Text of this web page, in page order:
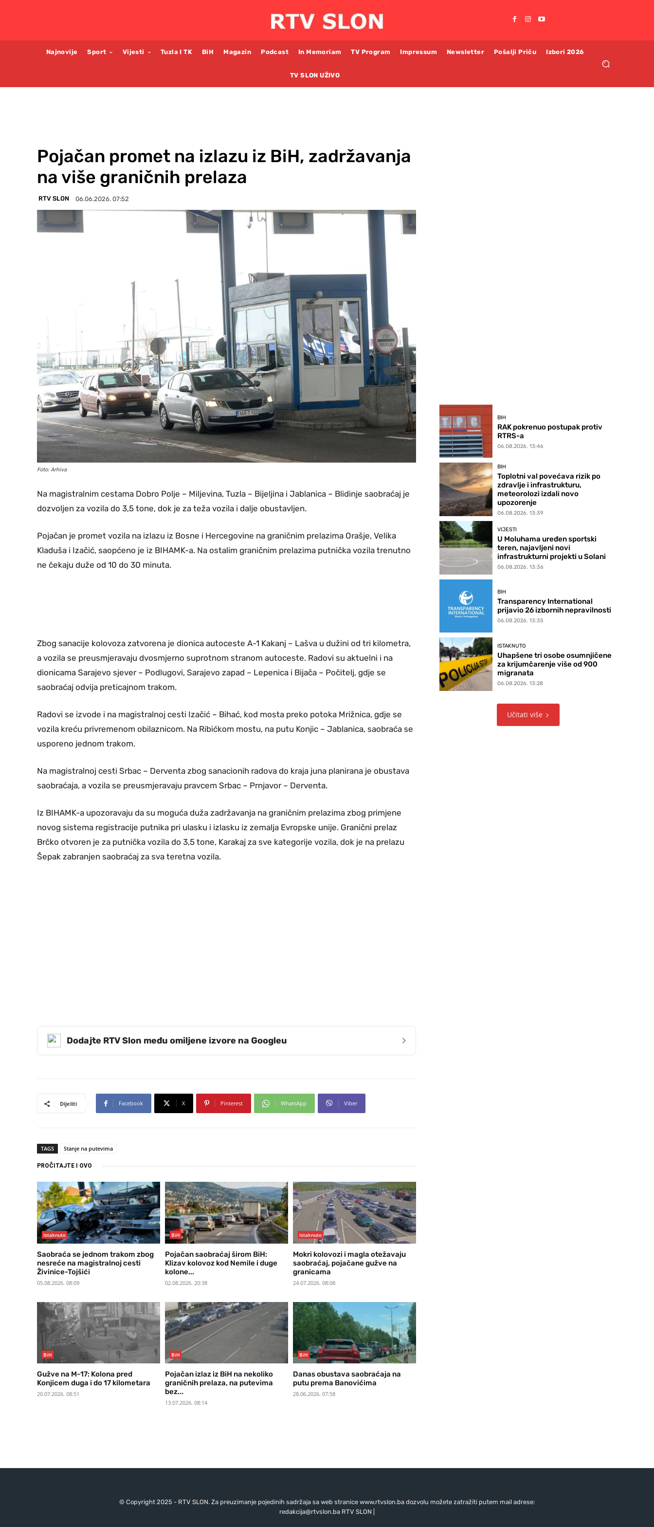
Najnovije Sport Vijesti Tuzla I TK BiH Magazin Podcast In Memoriam TV Program Impressum Newsletter Pošalji Priču Izbori 2026
TV SLON UŽIVO
Pojačan promet na izlazu iz BiH, zadržavanja
na više graničnih prelaza
RTV SLON 06.06.2026. 07:52
Foto: Arhiva
Na magistralnim cestama Dobro Polje – Miljevina, Tuzla – Bijeljina i Jablanica – Blidinje saobraćaj je
dozvoljen za vozila do 3,5 tone, dok je za teža vozila i dalje obustavljen.
Pojačan je promet vozila na izlazu iz Bosne i Hercegovine na graničnim prelazima Orašje, Velika
Kladuša i Izačić, saopćeno je iz BIHAMK-a. Na ostalim graničnim prelazima putnička vozila trenutno
ne čekaju duže od 10 do 30 minuta.
Zbog sanacije kolovoza zatvorena je dionica autoceste A-1 Kakanj – Lašva u dužini od tri kilometra,
a vozila se preusmjeravaju dvosmjerno suprotnom stranom autoceste. Radovi su aktuelni i na
dionicama Sarajevo sjever – Podlugovi, Sarajevo zapad – Lepenica i Bijača – Počitelj, gdje se
saobraćaj odvija preticajnom trakom.
Radovi se izvode i na magistralnoj cesti Izačić – Bihać, kod mosta preko potoka Mrižnica, gdje se
vozila kreću privremenom obilaznicom. Na Ribićkom mostu, na putu Konjic – Jablanica, saobraća se
usporeno jednom trakom.
Na magistralnoj cesti Srbac – Derventa zbog sanacionih radova do kraja juna planirana je obustava
saobraćaja, a vozila se preusmjeravaju pravcem Srbac – Prnjavor – Derventa.
Iz BIHAMK-a upozoravaju da su moguća duža zadržavanja na graničnim prelazima zbog primjene
novog sistema registracije putnika pri ulasku i izlasku iz zemalja Evropske unije. Granični prelaz
Brčko otvoren je za putnička vozila do 3,5 tone, Karakaj za sve kategorije vozila, dok je na prelazu
Šepak zabranjen saobraćaj za sva teretna vozila.
Dodajte RTV Slon među omiljene izvore na Googleu ›
Dijeliti Facebook X Pinterest WhatsApp Viber
TAGS Stanje na putevima
PROČITAJTE I OVO
Istaknuto
Saobraća se jednom trakom zbog
nesreće na magistralnoj cesti
Živinice-Tojšići
05.08.2026. 08:09
BiH
Pojačan saobraćaj širom BiH:
Klizav kolovoz kod Nemile i duge
kolone...
02.08.2026. 20:38
Istaknuto
Mokri kolovozi i magla otežavaju
saobraćaj, pojačane gužve na
granicama
24.07.2026. 08:08
BiH
Gužve na M-17: Kolona pred
Konjicem duga i do 17 kilometara
20.07.2026. 08:51
BiH
Pojačan izlaz iz BiH na nekoliko
graničnih prelaza, na putevima
bez...
13.07.2026. 08:14
BiH
Danas obustava saobraćaja na
putu prema Banovićima
28.06.2026. 07:58
BIH
RAK pokrenuo postupak protiv
RTRS-a
06.08.2026. 13:46
BIH
Toplotni val povećava rizik po
zdravlje i infrastrukturu,
meteorolozi izdali novo
upozorenje
06.08.2026. 13:39
VIJESTI
U Moluhama uređen sportski
teren, najavljeni novi
infrastrukturni projekti u Solani
06.08.2026. 13:36
BIH
Transparency International
prijavio 26 izbornih nepravilnosti
06.08.2026. 13:35
ISTAKNUTO
Uhapšene tri osobe osumnjičene
za krijumčarenje više od 900
migranata
06.08.2026. 13:28
Učitati više
© Copyright 2025 - RTV SLON. Za preuzimanje pojedinih sadržaja sa web stranice www.rtvslon.ba dozvolu možete zatražiti putem mail adrese:
redakcija@rtvslon.baRTV SLON |